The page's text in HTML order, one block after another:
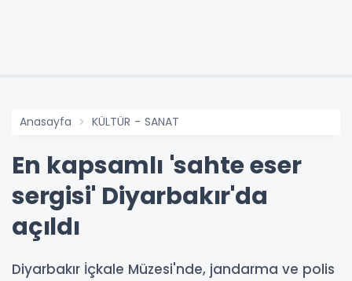
Anasayfa KÜLTÜR - SANAT
En kapsamlı 'sahte eser
sergisi' Diyarbakır'da
açıldı
Diyarbakır İçkale Müzesi'nde, jandarma ve polis